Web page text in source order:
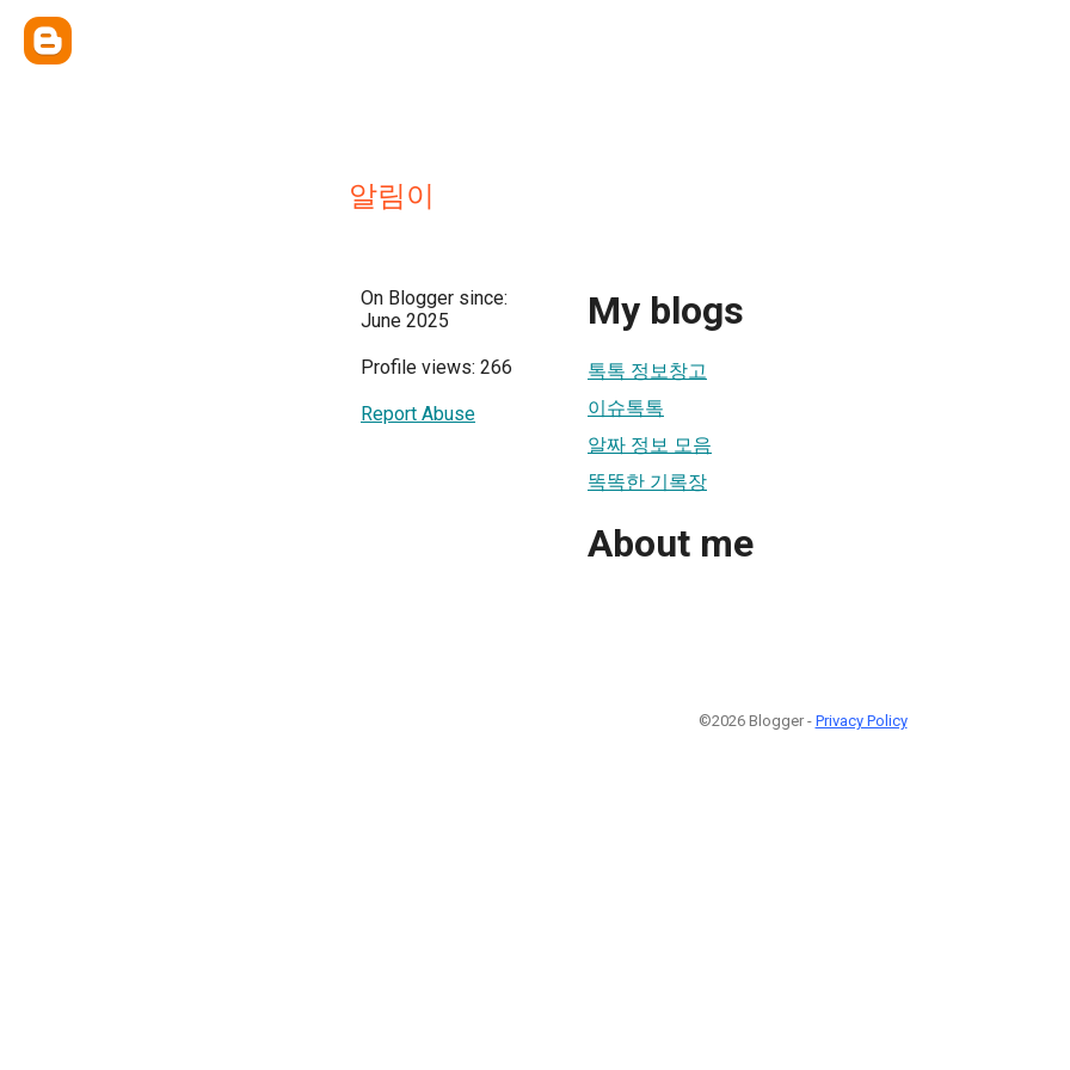
알림이
On Blogger since:
June 2025
Profile views: 266
Report Abuse
My blogs
톡톡 정보창고
이슈톡톡
알짜 정보 모음
똑똑한 기록장
About me
©2026 Blogger - Privacy Policy